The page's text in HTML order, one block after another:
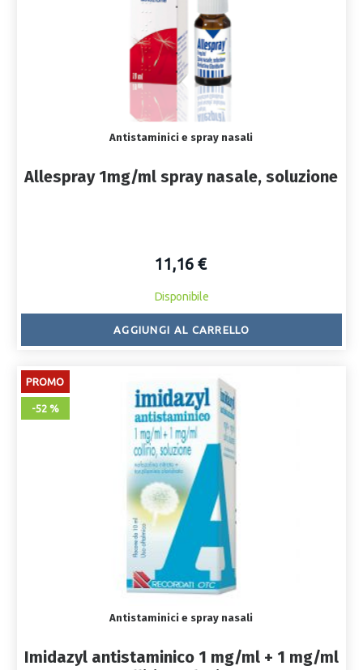
Antistaminici e spray nasali
Allespray 1mg/ml spray nasale, soluzione
11,16 €
Disponibile
AGGIUNGI AL CARRELLO
PROMO
-52 %
Antistaminici e spray nasali
Imidazyl antistaminico 1 mg/ml + 1 mg/ml